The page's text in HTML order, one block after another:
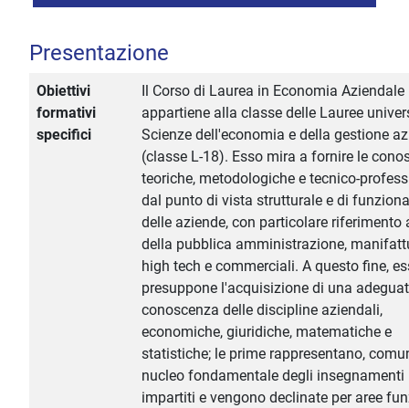
Presentazione
Obiettivi
formativi
specifici
Il Corso di Laurea in Economia Aziendale
appartiene alla classe delle Lauree
Scienze dell'economia e della gestione
(classe L-18). Esso mira a fornire le
teoriche, metodologiche e tecnico-
dal punto di vista strutturale e di
delle aziende, con particolare riferimento
della pubblica amministrazione,
high tech e commerciali. A questo fine,
presuppone l'acquisizione di una
conoscenza delle discipline aziendali,
economiche, giuridiche, matematiche e
statistiche; le prime rappresentano,
nucleo fondamentale degli insegnamenti
impartiti e vengono declinate per aree